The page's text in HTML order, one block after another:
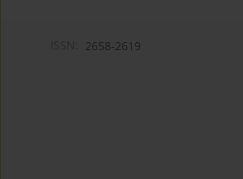
2658-2619